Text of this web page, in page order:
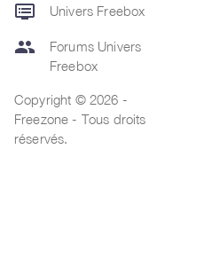
dvr Univers Freebox
group
Forums Univers
Freebox
Copyright © 2026 -
Freezone - Tous droits
réservés.